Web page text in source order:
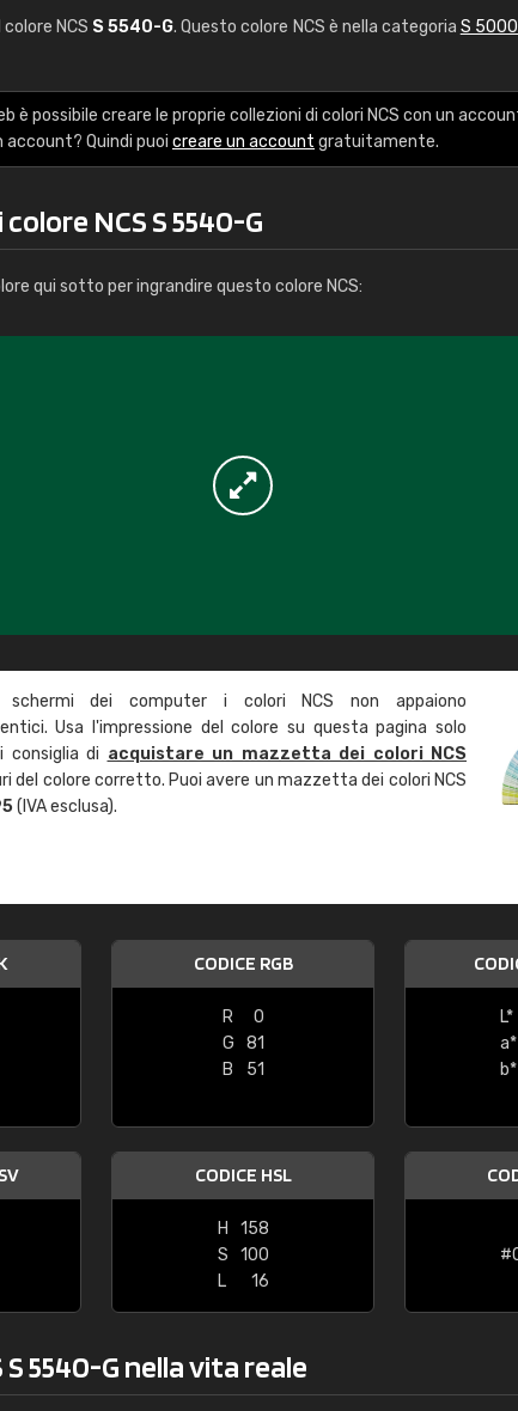
NCS S 5540-G. Questo colore NCS è nella categoria S
è possibile creare le proprie collezioni di colori NCS con un
account? Quindi puoi creare un account gratuitamente.
NCS S 5540-G
qui sotto per ingrandire questo colore NCS:
dei computer i colori NCS non appaiono
Usa l'impressione del colore su questa pagina solo
consiglia di acquistare un mazzetta dei colori NCS
del colore corretto. Puoi avere un mazzetta dei colori NCS
(IVA esclusa).
CODICE RGB
R
0
G
81
B
51
L*
a*
b*
CODICE HSL
H
158
S
100
L
16
5540-G nella vita reale
"buon servizio"